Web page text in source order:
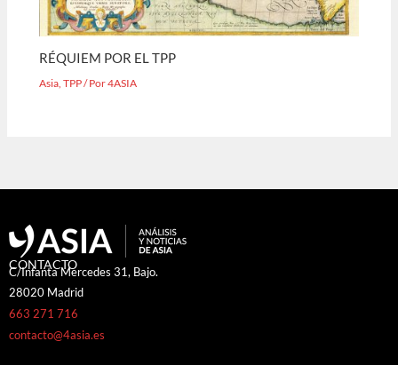
RÉQUIEM POR EL TPP
Asia,TPP/ Por4ASIA
CONTACTO
C/Infanta Mercedes 31, Bajo.
28020 Madrid
663 271 716
contacto@4asia.es